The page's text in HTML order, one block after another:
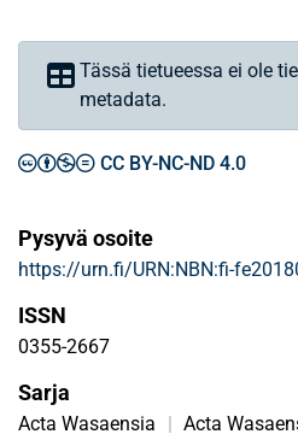
Tässä tietueessa ei ole
metadata.
CC BY-NC-ND 4.0
Pysyvä osoite
https://urn.fi/URN:NBN:fi-
ISSN
0355-2667
Sarja
Acta Wasaensia | Acta